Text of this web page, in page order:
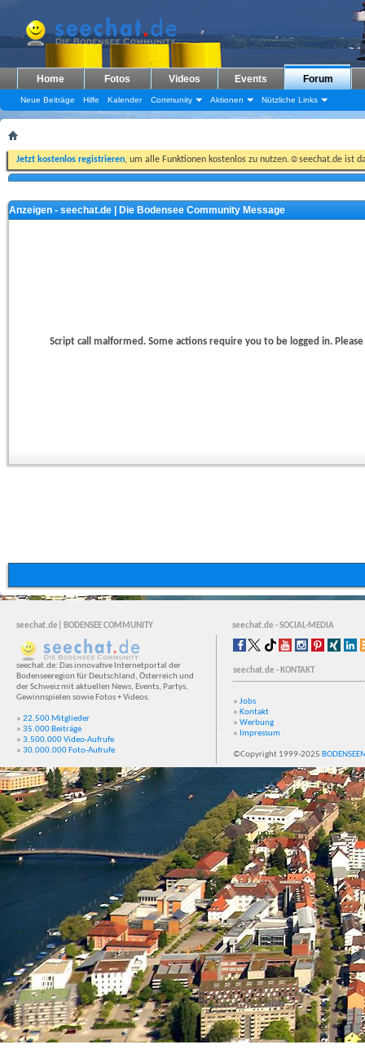
Home Fotos Videos Events Forum
Neue Beiträge Hilfe Kalender Community Aktionen Nützliche Links
Jetzt kostenlos registrieren, um alle Funktionen kostenlos zu nutzen.☺seechat.de ist
Anzeigen - seechat.de | Die Bodensee Community Message
Script call malformed. Some actions require you to be logged in.
seechat.de| BODENSEE COMMUNITY seechat.de - SOCIAL-MEDIA
seechat.de: Das innovative Internetportal der
Bodenseeregion für Deutschland, Österreich und
der Schweiz mit aktuellen News, Events, Partys,
Gewinnspielen sowie Fotos + Videos.
» 22.500 Mitglieder
» 35.000 Beiträge
» 3.500.000 Video-Aufrufe
» 30.000.000 Foto-Aufrufe
seechat.de - KONTAKT
» Jobs
» Kontakt
» Werbung
» Impressum
©Copyright 1999-2025